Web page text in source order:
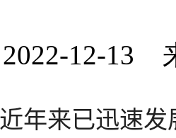
12-13
年来已迅速